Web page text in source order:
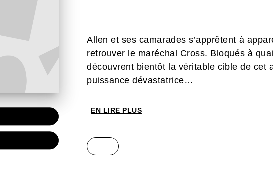
Allen et ses camarades s’apprêtent à
retrouver le maréchal Cross. Bloqués à
découvrent bientôt la véritable cible de cet
puissance dévastatrice…
EN LIRE PLUS